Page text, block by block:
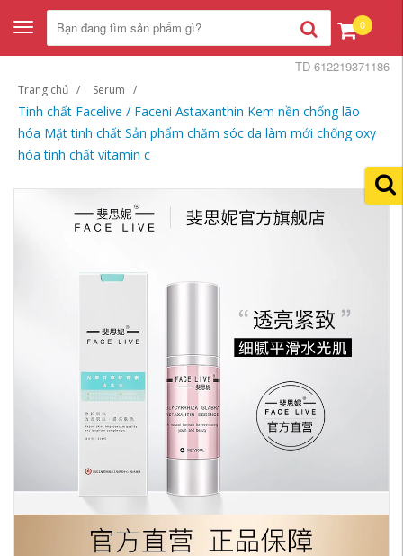
Toggle
navigation
0
Trang chủ Serum
Tinh chất Facelive / Faceni Astaxanthin Kem nền chống lão
hóa Mặt tinh chất Sản phẩm chăm sóc da làm mới chống oxy
hóa tinh chất vitamin c
TD-612219371186